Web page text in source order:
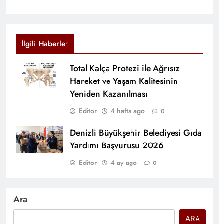
İlgili Haberler
Total Kalça Protezi ile Ağrısız
Hareket ve Yaşam Kalitesinin
Yeniden Kazanılması
Editor 4 hafta ago 0
Denizli Büyükşehir Belediyesi Gıda
Yardımı Başvurusu 2026
Editor 4 ay ago 0
Ara
ARA